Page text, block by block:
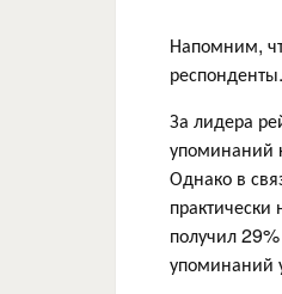
Напомним,
За лидера
упоминаний
Однако в
получил
упоминаний